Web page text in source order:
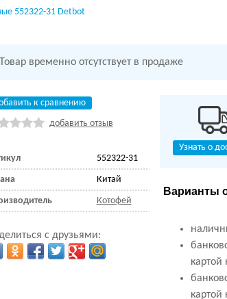
552322-31 Detbot
Товар временно отсутствует в продаже
к сравнению
добавить отзыв
552322-31
Китай
Котофей
с друзьями:
Узнать о
Варианты
картой
картой